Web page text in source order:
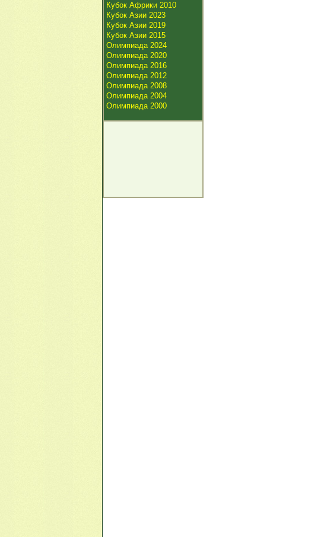
Кубок Африки 2010
Кубок Азии 2023
Кубок Азии 2019
Кубок Азии 2015
Олимпиада 2024
Олимпиада 2020
Олимпиада 2016
Олимпиада 2012
Олимпиада 2008
Олимпиада 2004
Олимпиада 2000